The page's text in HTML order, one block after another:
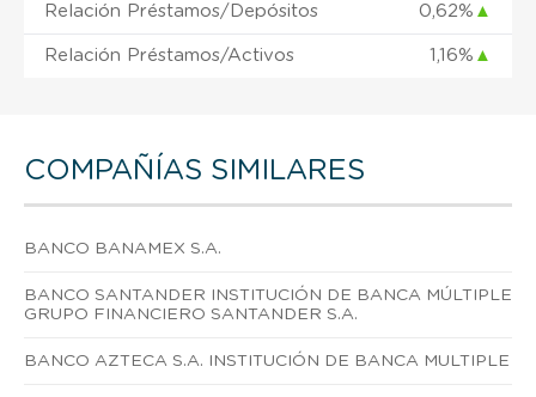
Relación Préstamos/Depósitos 0,62% ▲
Relación Préstamos/Activos 1,16% ▲
COMPAÑÍAS SIMILARES
BANCO BANAMEX S.A.
BANCO SANTANDER INSTITUCIÓN DE BANCA MÚLTIPLE
GRUPO FINANCIERO SANTANDER S.A.
BANCO AZTECA S.A. INSTITUCIÓN DE BANCA MULTIPLE